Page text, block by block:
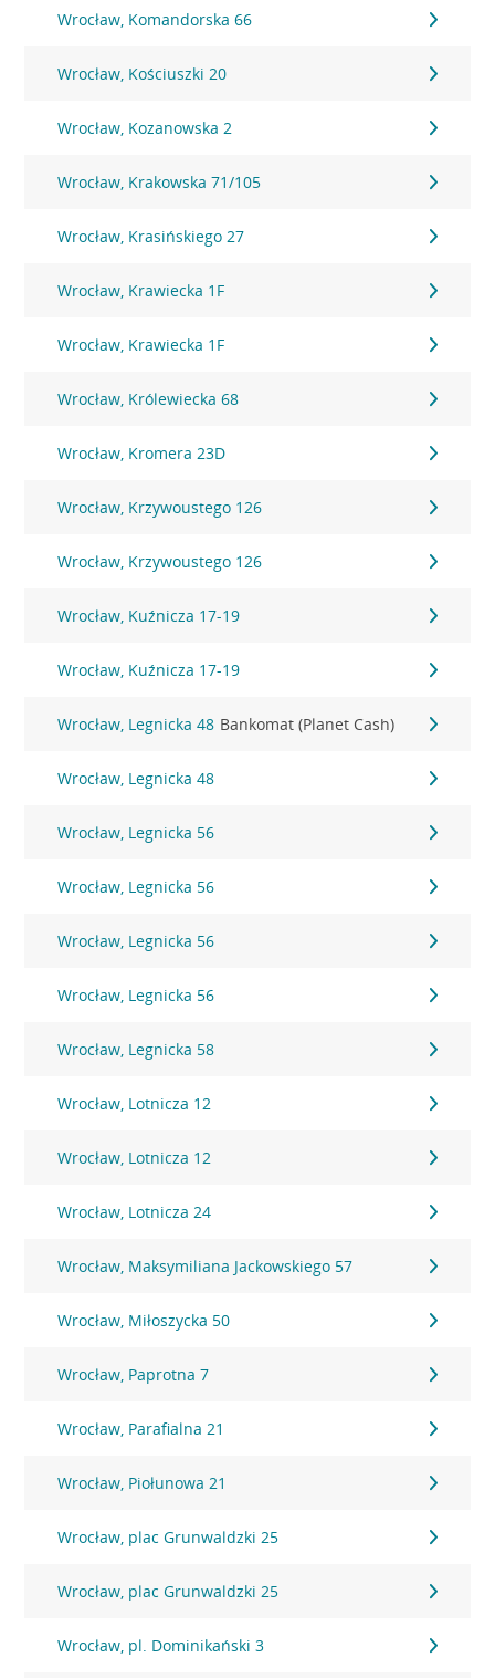
Wrocław, Komandorska 66
Wrocław, Kościuszki 20
Wrocław, Kozanowska 2
Wrocław, Krakowska 71/105
Wrocław, Krasińskiego 27
Wrocław, Krawiecka 1F
Wrocław, Krawiecka 1F
Wrocław, Królewiecka 68
Wrocław, Kromera 23D
Wrocław, Krzywoustego 126
Wrocław, Krzywoustego 126
Wrocław, Kuźnicza 17-19
Wrocław, Kuźnicza 17-19
Wrocław, Legnicka 48 Bankomat (Planet Cash)
Wrocław, Legnicka 48
Wrocław, Legnicka 56
Wrocław, Legnicka 56
Wrocław, Legnicka 56
Wrocław, Legnicka 56
Wrocław, Legnicka 58
Wrocław, Lotnicza 12
Wrocław, Lotnicza 12
Wrocław, Lotnicza 24
Wrocław, Maksymiliana Jackowskiego 57
Wrocław, Miłoszycka 50
Wrocław, Paprotna 7
Wrocław, Parafialna 21
Wrocław, Piołunowa 21
Wrocław, plac Grunwaldzki 25
Wrocław, plac Grunwaldzki 25
Wrocław, pl. Dominikański 3